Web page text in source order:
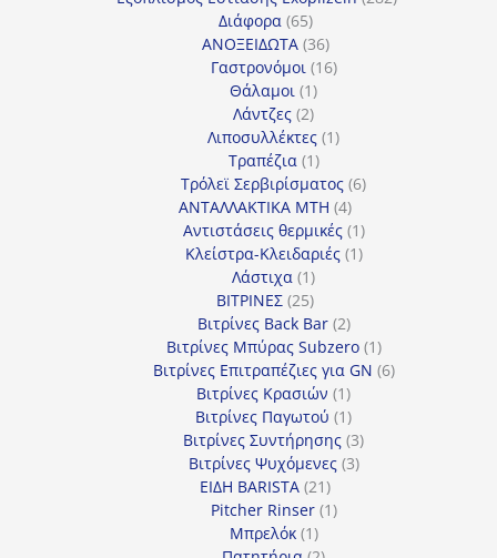
Διάφορα 6565
προϊόντα
ΑΝΟΞΕΙΔΩΤΑ 3636
προϊόντα
Γαστρονόμοι 1616
Θάλαμοι 11
προϊόν
Λάντζες 22
προϊόντα
Λιποσυλλέκτες 11
Τραπέζια 11
προϊόν
Τρόλεϊ Σερβιρίσματος 66
ΑΝΤΑΛΛΑΚΤΙΚΑ MTH 44
προϊόντα
Αντιστάσεις θερμικές 11
προϊόν
Κλείστρα-Κλειδαριές 11
Λάστιχα 11
προϊόν
ΒΙΤΡΙΝΕΣ 2525
προϊόντα
Βιτρίνες Back Bar 22
προϊόντα
Βιτρίνες Mπύρας Subzero 11
προϊόν
Βιτρίνες Επιτραπέζιες για GN 66
Βιτρίνες Κρασιών 11
προϊόν
Βιτρίνες Παγωτού 11
προϊόν
Βιτρίνες Συντήρησης 33
προϊόντα
Βιτρίνες Ψυχόμενες 33
ΕΙΔΗ BARISTA 2121
προϊόντα
Pitcher Rinser 11
Μπρελόκ 11